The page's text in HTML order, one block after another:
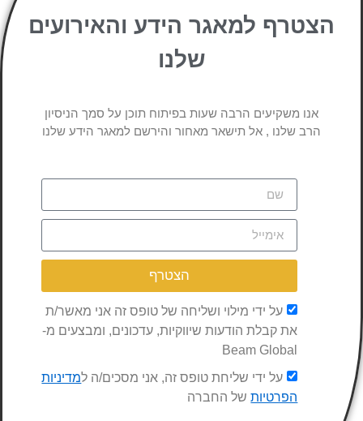
הצטרף למאגר הידע והאירועים
שלנו
אנו משקיעים הרבה שעות בפיתוח תוכן על סמך הניסיון
הרב שלנו , אל תישאר מאחור והירשם למאגר הידע שלנו
על ידי מילוי ושליחה של טופס זה אני מאשר/ת
את קבלת הודעות שיווקיות, עדכונים, ומבצעים מ-
Beam Global
על ידי שליחת טופס זה, אני מסכים/ה למדיניות
הפרטיותשל החברה
הצטרף